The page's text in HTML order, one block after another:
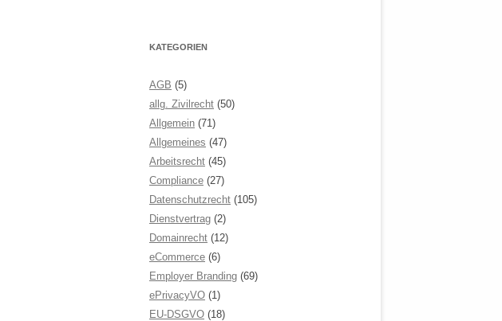
KATEGORIEN
AGB (5)
allg. Zivilrecht (50)
Allgemein (71)
Allgemeines (47)
Arbeitsrecht (45)
Compliance (27)
Datenschutzrecht (105)
Dienstvertrag (2)
Domainrecht (12)
eCommerce (6)
Employer Branding (69)
ePrivacyVO (1)
EU-DSGVO (18)